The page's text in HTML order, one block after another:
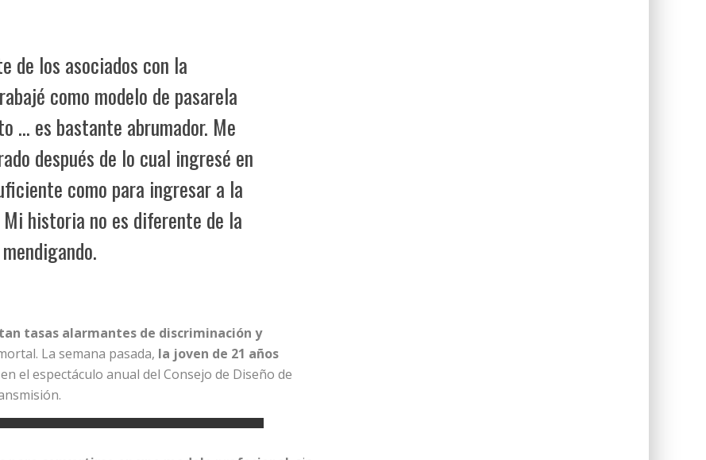
de los asociados con la
como modelo de pasarela
… es bastante abrumador. Me
después de lo cual ingresé en
como para ingresar a la
historia no es diferente de la
tasas alarmantes de discriminación y
La semana pasada, la joven de 21 años
el espectáculo anual del Consejo de Diseño de